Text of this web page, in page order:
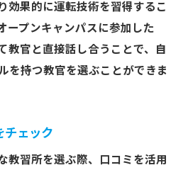
効果的に運転技術を習得するこ
ープンキャンパスに参加した
教官と直接話し合うことで、自
を持つ教官を選ぶことができま
チェック
教習所を選ぶ際、口コミを活用